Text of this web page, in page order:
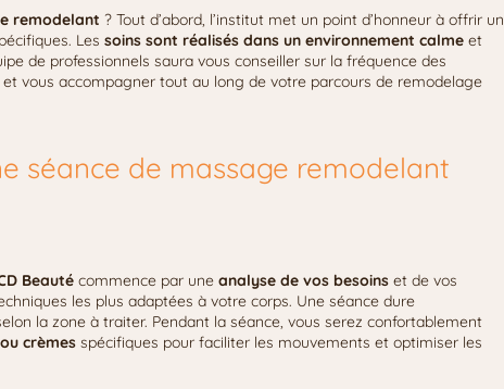
remodelant ? Tout d’abord, l’institut met un point d’honneur à offrir un
Les soins sont réalisés dans un environnement calme et
de professionnels saura vous conseiller sur la fréquence des
vous accompagner tout au long de votre parcours de remodelage
séance de massage remodelant
Beauté commence par une analyse de vos besoins et de vos
les plus adaptées à votre corps. Une séance dure
la zone à traiter. Pendant la séance, vous serez confortablement
crèmes spécifiques pour faciliter les mouvements et optimiser les